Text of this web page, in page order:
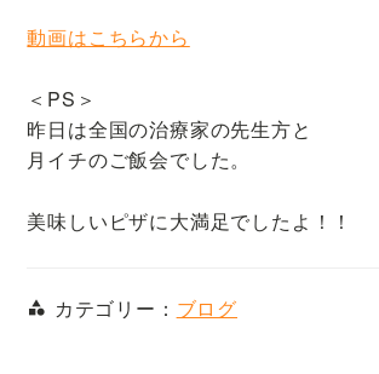
動画はこちらから
＜PS＞
昨日は全国の治療家の先生方と
月イチのご飯会でした。
美味しいピザに大満足でしたよ！！
カテゴリー： ブログ